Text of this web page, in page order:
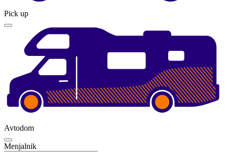
Pick up
Avtodom
Menjalnik